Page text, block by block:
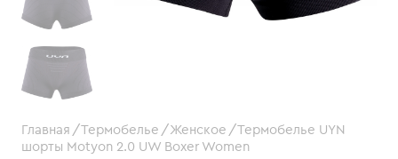
Главная Термобелье Женское
Термобелье UYN
шорты Motyon 2.0 UW Boxer Women